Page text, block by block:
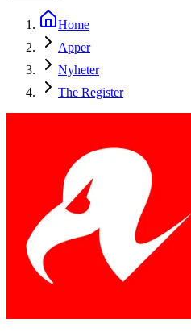
Home
Apper
Nyheter
The Register